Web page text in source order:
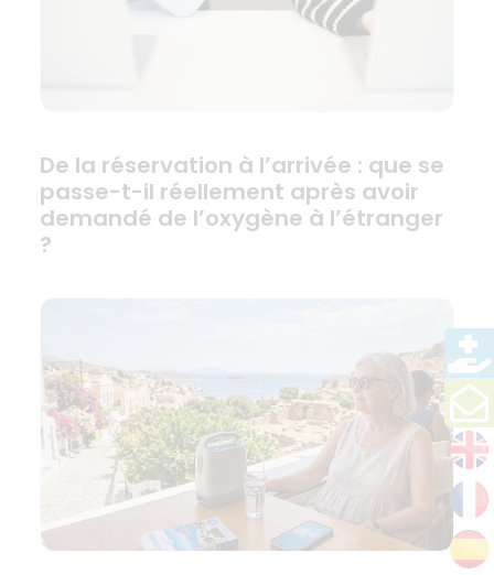
De la réservation à l’arrivée : que se
passe-t-il réellement après avoir
demandé de l’oxygène à l’étranger
?